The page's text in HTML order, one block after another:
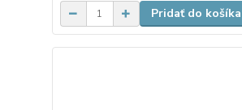
Pridať do košíka